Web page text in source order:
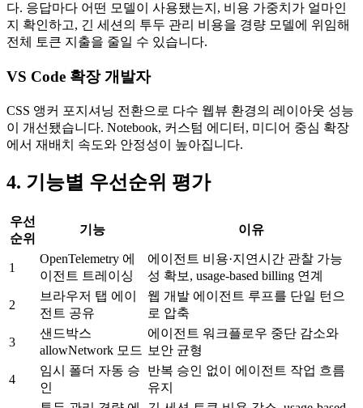
다. 응답마다 어떤 모델이 사용됐는지, 비용 가중치가 얼마인
지 확인하고, 긴 세션의 투두 관리 비용을 경량 모델에 위임해
전체 토큰 지출을 줄일 수 있습니다.
VS Code 확장 개발자
CSS 앵커 포지셔닝 전환으로 다수 웹뷰 환경의 레이아웃 성능
이 개선됐습니다. Notebook, 커스텀 에디터, 미디어 중심 확장
에서 재배치 속도와 안정성이 높아집니다.
4. 기능별 우선순위 평가
우선
순위
기능 이유
1
OpenTelemetry 에
이전트 트레이싱
에이전트 비용·지연시간 관찰 가능
성 확보, usage-based billing 연계
2
브라우저 탭 에이
전트 공유
웹 개발 에이전트 루프를 단일 턴으
로 압축
3
샌드박스
allowNetwork 모드
에이전트 워크플로우 중단 감소와
보안 균형
4
임시 폴더 자동 승
인
반복 승인 없이 에이전트 작업 흐름
유지